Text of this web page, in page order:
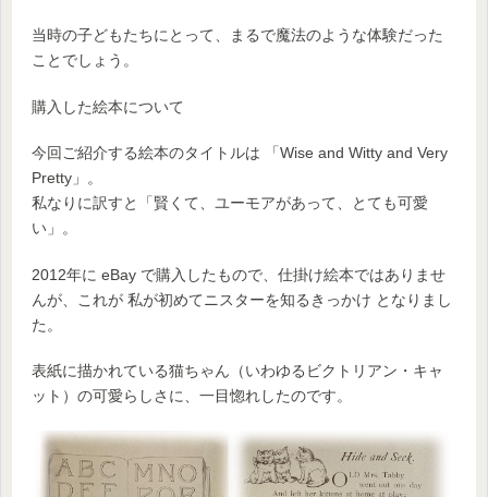
当時の子どもたちにとって、まるで魔法のような体験だった
ことでしょう。
購入した絵本について
今回ご紹介する絵本のタイトルは 「Wise and Witty and Very
Pretty」。
私なりに訳すと「賢くて、ユーモアがあって、とても可愛
い」。
2012年に eBay で購入したもので、仕掛け絵本ではありませ
んが、これが 私が初めてニスターを知るきっかけ となりまし
た。
表紙に描かれている猫ちゃん（いわゆるビクトリアン・キャ
ット）の可愛らしさに、一目惚れしたのです。